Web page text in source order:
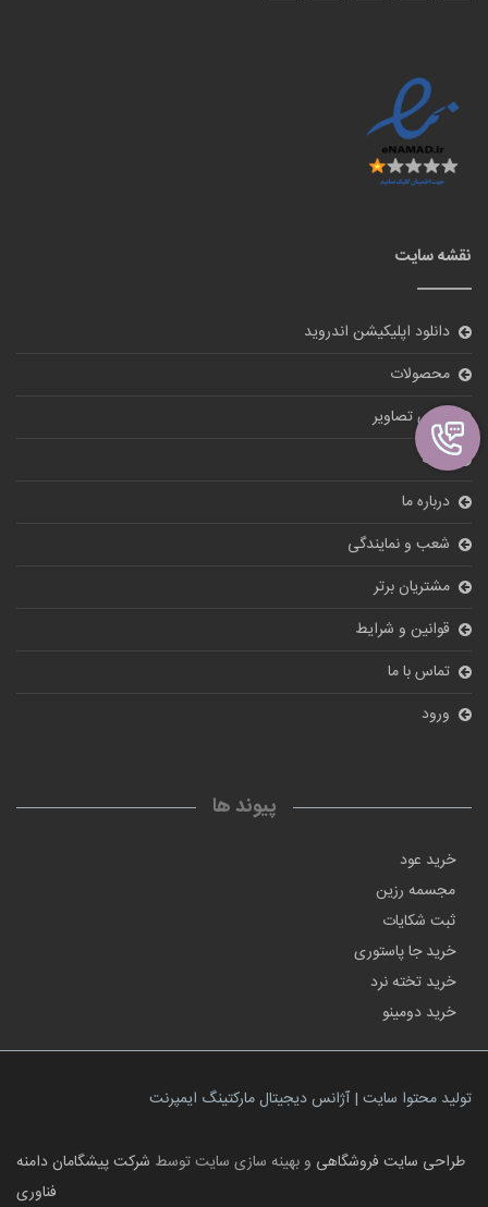
نقشه سایت
دانلود اپلیکیشن اندروید
محصولات
گالری تصاویر
بلاگ
درباره ما
شعب و نمایندگی
مشتریان برتر
قوانین و شرایط
تماس با ما
ورود
پیوند ها
خرید عود
مجسمه رزین
ثبت شکایات
خرید جا پاستوری
خرید تخته نرد
خرید دومینو
تولید محتوا سایت | آژانس دیجیتال مارکتینگ ایمپرنت
طراحی سایت فروشگاهی و بهینه سازی سایت توسط شرکت پیشگامان دامنه
فناوری